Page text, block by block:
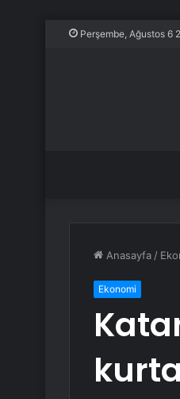
Perşembe, Ağustos 6
Anasayfa /
Ekonomi